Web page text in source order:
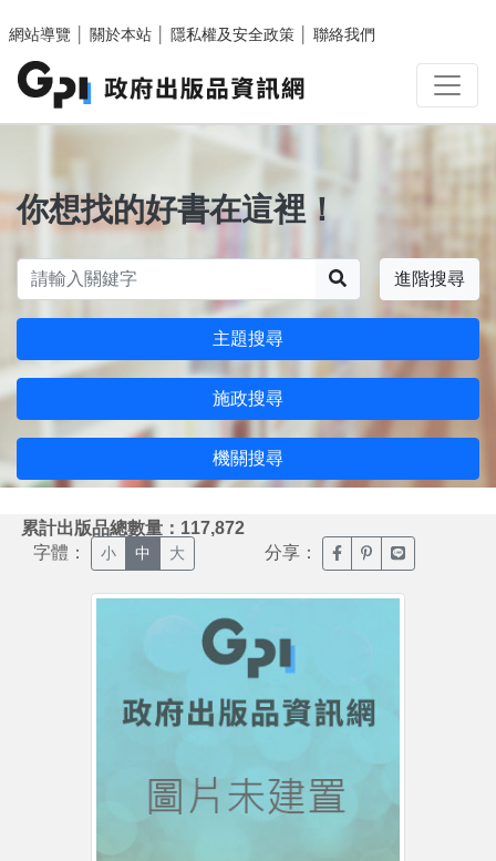
網站導覽
關於本站 隱私權及安全政策 聯絡我們
你想找的好書在這裡！
進階搜尋
主題搜尋
施政搜尋
機關搜尋
累計出版品總數量：117,872
字體： 小 中 大 分享： 臉書分享(另開新視窗)
噗浪分享(另開新
Line分享(另